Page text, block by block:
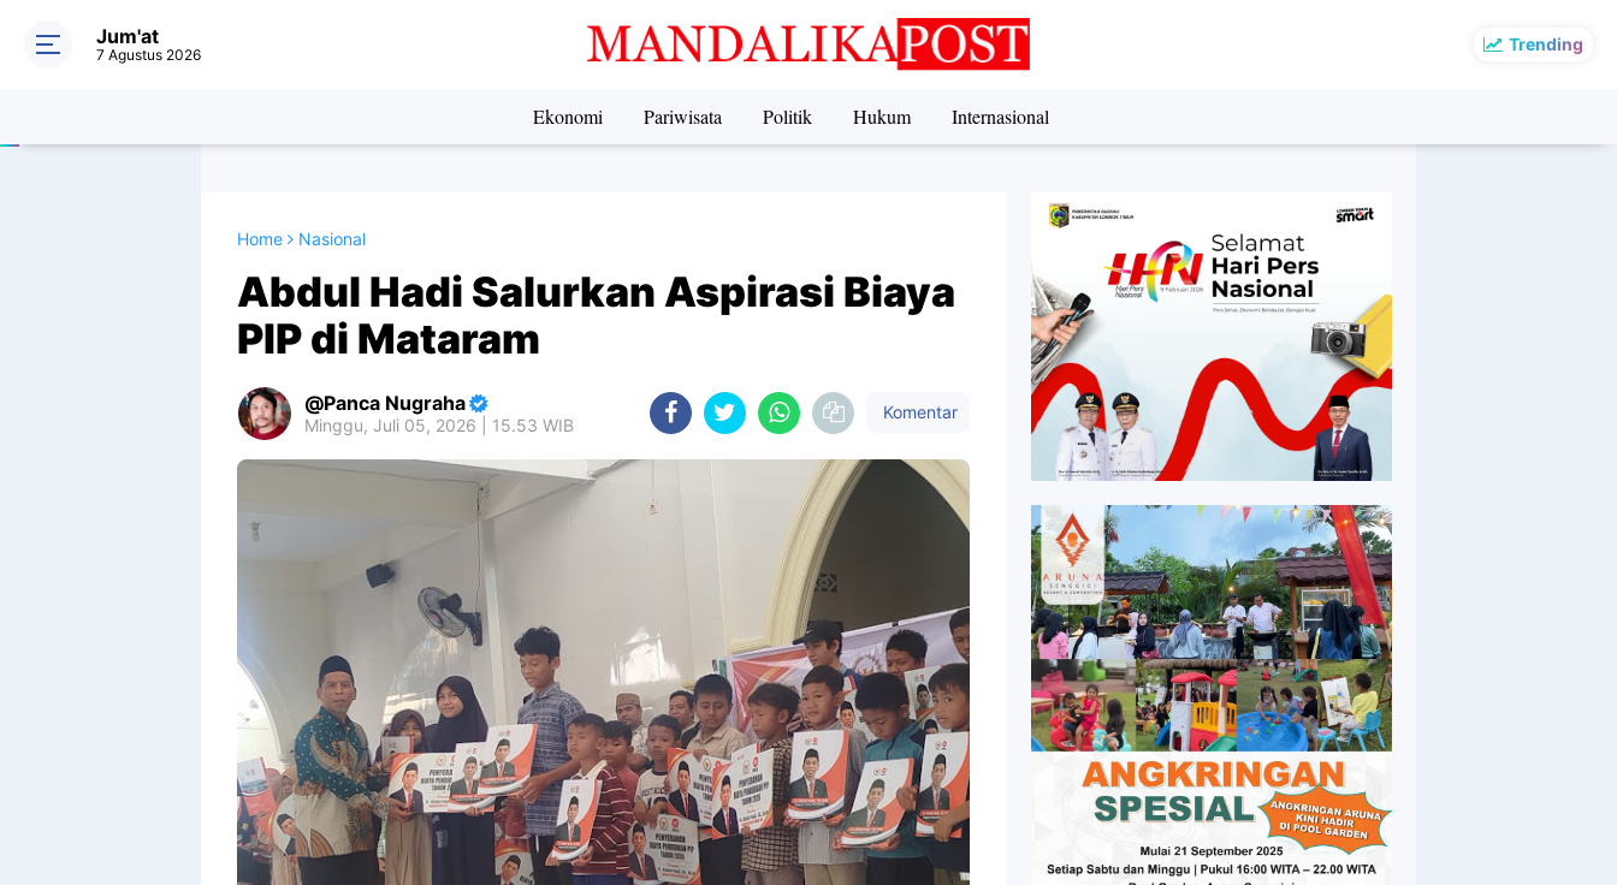
Trending
Jum'at
7 Agustus 2026
Ekonomi Pariwisata Politik Hukum Internasional
Home Nasional
Abdul Hadi Salurkan Aspirasi Biaya
PIP di Mataram ‎
Panca Nugraha
Minggu, Juli 05, 2026 | 15.53 WIB
Komentar